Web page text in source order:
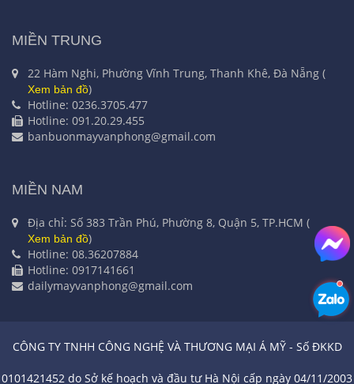
MIỀN TRUNG
22 Hàm Nghi, Phường Vĩnh Trung, Thanh Khê, Đà Nẵng (
Xem bản đồ)
Hotline: 0236.3705.477
Hotline: 091.20.29.455
banbuonmayvanphong@gmail.com
MIỀN NAM
Địa chỉ: Số 383 Trần Phú, Phường 8, Quận 5, TP.HCM (
Xem bản đồ)
Hotline: 08.36207884
Hotline: 0917141661
dailymayvanphong@gmail.com
CÔNG TY TNHH CÔNG NGHỆ VÀ THƯƠNG MẠI Á MỸ - Số ĐKKD
0101421452 do Sở kế hoạch và đầu tư Hà Nội cấp ngày 04/11/2003